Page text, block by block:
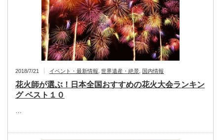
2018/7/21 イベント・最新情報 世界遺産・絶景 国内情報
花火師が選ぶ！日本全国おすすめの花火大会ランキン
グ ベスト１０